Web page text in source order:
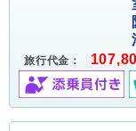
旅行代金：